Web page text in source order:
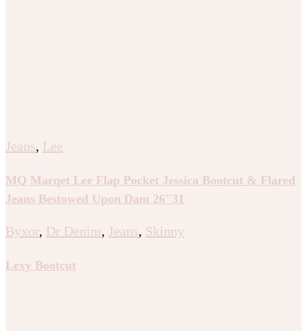
Jeans, Lee
MQ Marqet Lee Flap Pocket Jessica Bootcut & Flared
Jeans Bestowed Upon Dam 26″31
Byxor, Dr Denim, Jeans, Skinny
Lexy Bootcut